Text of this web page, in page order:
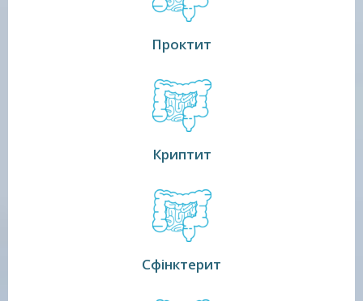
Проктит
Криптит
Сфінктерит